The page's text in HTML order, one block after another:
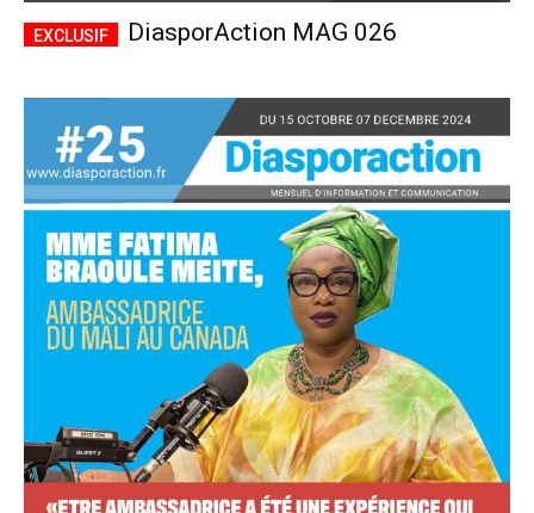
Accès complet
$22 / anplaceholder text
Tous les articles
Annonces
ANNUEL MENSUEL
DiasporAction MAG 026